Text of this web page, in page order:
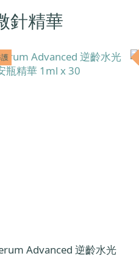
針精華
Advanced 逆齡水光